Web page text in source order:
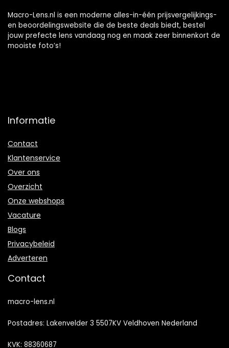
Macro-Lens.nl is een moderne alles-in-één prijsvergelijkings-
en beoordelingswebsite die de beste deals biedt, bestel
jouw prefecte lens vandaag nog en maak zeer binnenkort de
mooiste foto’s!
Informatie
Contact
Klantenservice
Over ons
Overzicht
Onze webshops
Vacature
Blogs
Privacybeleid
Adverteren
Contact
macro-lens.nl
Postadres: Lakenvelder 3 5507KV Veldhoven Nederland
KVK: 88360687